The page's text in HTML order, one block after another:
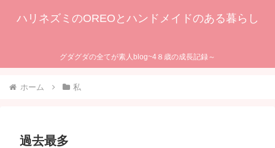
ハリネズミのOREOとハンドメイドのある暮らし
グダグダの全てが素人blog~4８歳の成長記録～
ホーム 私
過去最多